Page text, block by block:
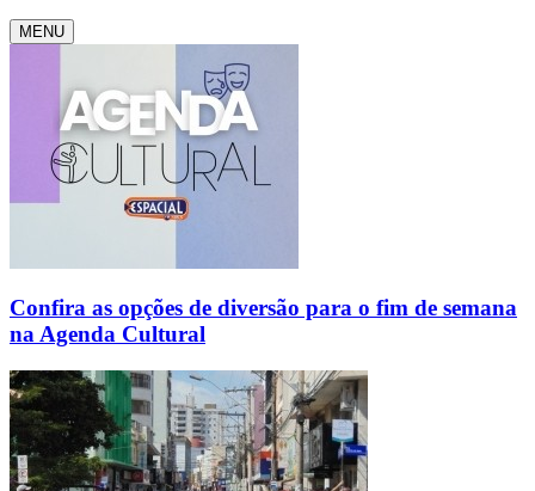
MENU
Confira as opções de diversão para o fim de semana
na Agenda Cultural